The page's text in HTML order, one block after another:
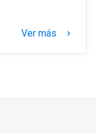
Ver más keyboard_arrow_right